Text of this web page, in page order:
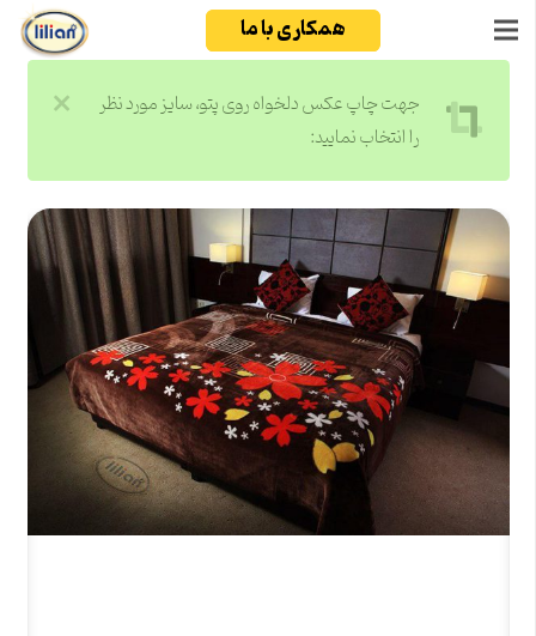
همکاری با ما
جهت چاپ عکس دلخواه روی پتو، سایز مورد نظر
را انتخاب نمایید: